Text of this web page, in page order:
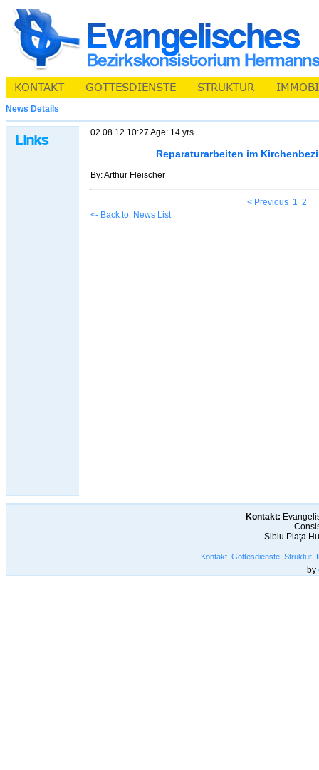
News Details
02.08.12 10:27 Age: 14 yrs
Reparaturarbeiten im
By: Arthur Fleischer
< Previous 1 2
<- Back to: News List
Kontakt:
Sibiu Piaţa
Kontakt Gottesdienste Struktur
by